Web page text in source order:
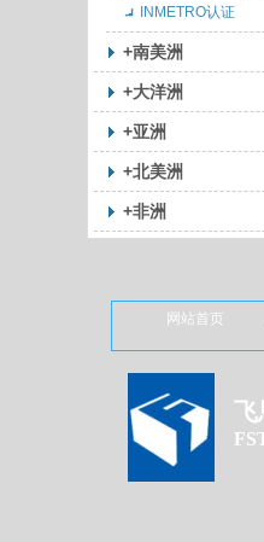
INMETRO认证
+南美洲
+大洋洲
+亚洲
+北美洲
+非洲
网站首
飞